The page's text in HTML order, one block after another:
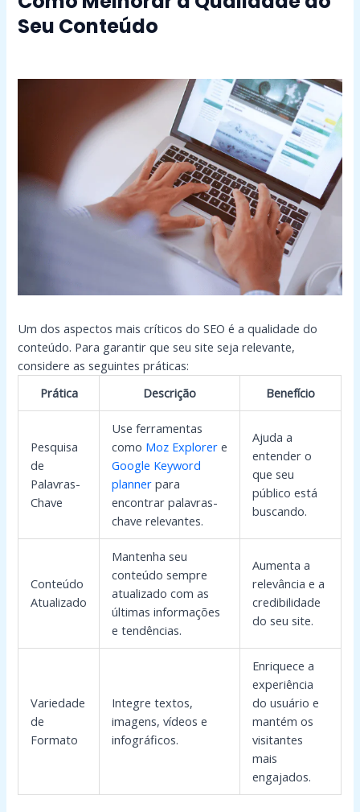
Seu Conteúdo
Um dos aspectos mais críticos do SEO é a qualidade do
conteúdo. Para garantir que seu site seja relevante,
considere as seguintes práticas:
Prática
Descrição Benefício
Pesquisa
de
Palavras-
Chave
Use ferramentas
como Moz Explorer e
Google Keyword
planner para
encontrar palavras-
chave relevantes.
Ajuda a
entender o
que seu
público está
buscando.
Conteúdo
Atualizado
Mantenha seu
conteúdo sempre
atualizado com as
últimas informações
e tendências.
Aumenta a
relevância e a
credibilidade
do seu site.
Variedade
de
Formato
Integre textos,
imagens, vídeos e
infográficos.
Enriquece a
experiência
do usuário e
mantém os
visitantes
mais
engajados.